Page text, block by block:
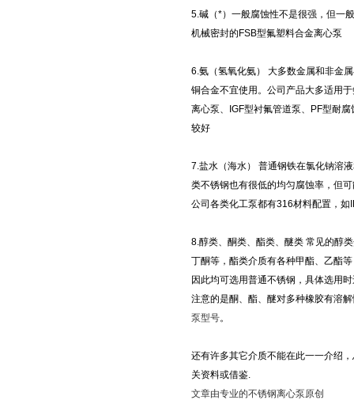
5.碱（*）一般腐蚀性不是很强，但一
机械密封的 FSB型氟塑料合金离心泵
6.氨（氢氧化氨） 大多数金属和非金
铜合金不宜使用。公司产品大多适用
离心泵、 IGF型衬氟管道泵、
PF型耐
较好
7.盐水（海水） 普通钢铁在氯化钠溶
类不锈钢也有很低的均匀腐蚀率，但
公司各类化工泵都有316材料配置，如
8.醇类、酮类、酯类、醚类 常见的醇
丁酮等，酯类介质有各种甲酯、乙酯
因此均可选用普通不锈钢，具体选用
注意的是酮、酯、醚对多种橡胶有溶
泵型号。
还有许多其它介质不能在此一一介绍
关资料或借鉴.
文章由专业的不锈钢离心泵原创